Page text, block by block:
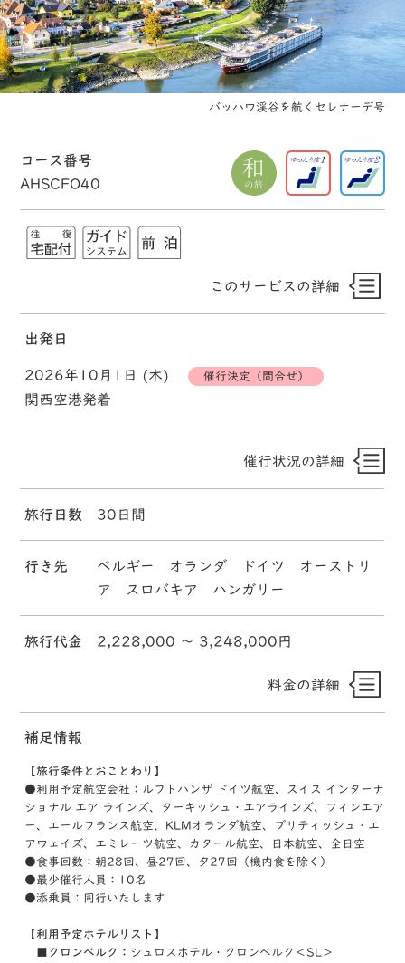
バッハウ渓谷を航くセレナーデ号
コース番号
AHSCFO40
このサービスの詳細
出発日
2026年10月1日 (木) 催行決定（問合せ）
関西空港発着
催行状況の詳細
旅行日数 30日間
行き先
ベルギー オランダ ドイツ オーストリ
ア スロバキア ハンガリー
旅行代金 2,228,000 〜 3,248,000円
料金の詳細
補足情報
【旅行条件とおことわり】
●利用予定航空会社：ルフトハンザ ドイツ航空、スイス インターナ
ショナル エア ラインズ、ターキッシュ・エアラインズ、フィンエア
ー、エールフランス航空、KLMオランダ航空、ブリティッシュ・エ
アウェイズ、エミレーツ航空、カタール航空、日本航空、全日空
●食事回数：朝28回、昼27回、夕27回（機内食を除く）
●最少催行人員：10名
●添乗員：同行いたします
【利用予定ホテルリスト】
■クロンベルク： シュロスホテル・クロンベルク＜SL＞